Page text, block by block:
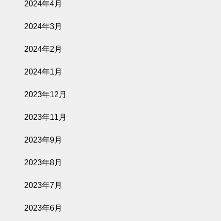
2026で金賞受
2026.06.02
2026.05.15
ン記念ランチコ
ついて
2024年4月
2024年3月
2024年2月
2024年1月
2023年12月
2023年11月
2023年9月
2023年8月
2023年7月
2023年6月